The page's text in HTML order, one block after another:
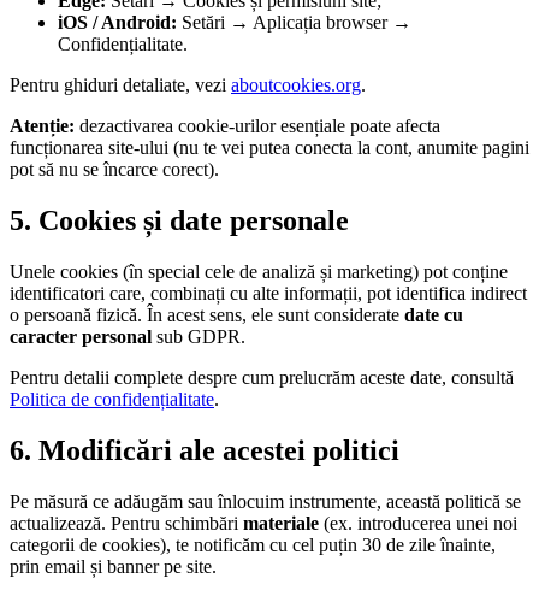
iOS / Android: Setări → Aplicația browser →
Confidențialitate.
Pentru ghiduri detaliate, vezi aboutcookies.org.
Atenție: dezactivarea cookie-urilor esențiale poate afecta
funcționarea site-ului (nu te vei putea conecta la cont, anumite pagini
pot să nu se încarce corect).
5. Cookies și date personale
Unele cookies (în special cele de analiză și marketing) pot conține
identificatori care, combinați cu alte informații, pot identifica indirect
o persoană fizică. În acest sens, ele sunt considerate date cu
caracter personal sub GDPR.
Pentru detalii complete despre cum prelucrăm aceste date, consultă
Politica de confidențialitate.
6. Modificări ale acestei politici
Pe măsură ce adăugăm sau înlocuim instrumente, această politică se
actualizează. Pentru schimbări materiale (ex. introducerea unei noi
categorii de cookies), te notificăm cu cel puțin 30 de zile înainte,
prin email și banner pe site.